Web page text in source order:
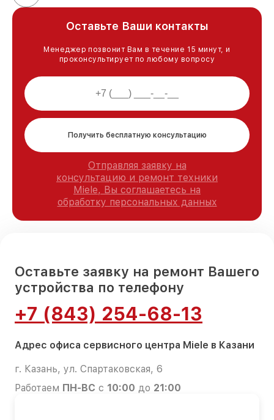
Оставьте Ваши контакты
Менеджер позвонит Вам в течение 15 минут, и
проконсультирует по любому вопросу
Получить бесплатную консультацию
Отправляя заявку на
консультацию и ремонт техники
Miele, Вы соглашаетесь на
обработку персональных данных
Оставьте заявку на ремонт Вашего
устройства по телефону
+7 (843) 254-68-13
Адрес офиса сервисного центра Miele в Казани
г. Казань, ул. Спартаковская, 6
Работаем ПН-ВС с 10:00 до 21:00